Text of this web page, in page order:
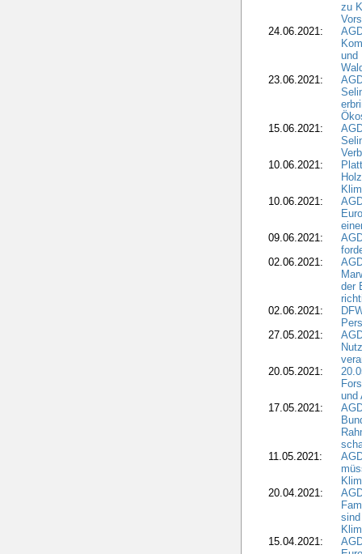
zu
24.06.2021:
und
23.06.2021:
15.06.2021:
10.06.2021:
10.06.2021:
09.06.2021:
02.06.2021:
der
02.06.2021:
27.05.2021:
20.05.2021:
und
17.05.2021:
11.05.2021:
20.04.2021:
15.04.2021: